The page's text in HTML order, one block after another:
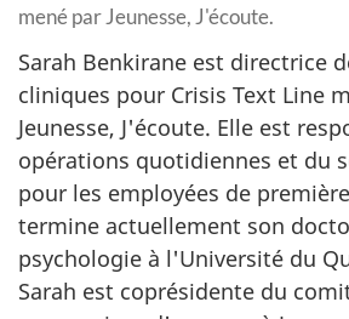
mené par Jeunesse, J'écoute.
Sarah Benkirane est directrice
cliniques pour Crisis Text Line
Jeunesse, J'écoute. Elle est
opérations quotidiennes et du
pour les employées de
termine actuellement son
psychologie à l'Université du
Sarah est coprésidente du